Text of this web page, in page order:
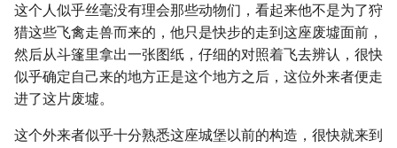
这个人似乎丝毫没有理会那些动物们，看起来他不是为了狩
猎这些飞禽走兽而来的，他只是快步的走到这座废墟面前，
然后从斗篷里拿出一张图纸，仔细的对照着飞去辨认，很快
似乎确定自己来的地方正是这个地方之后，这位外来者便走
进了这片废墟。
这个外来者似乎十分熟悉这座城堡以前的构造，很快就来到